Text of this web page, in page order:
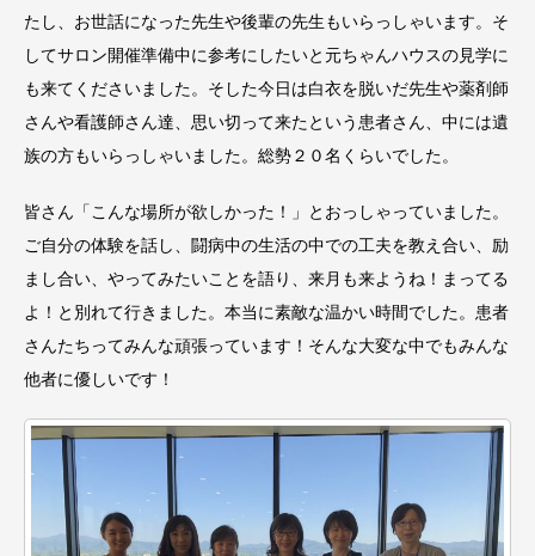
たし、お世話になった先生や後輩の先生もいらっしゃいます。そ
してサロン開催準備中に参考にしたいと元ちゃんハウスの見学に
も来てくださいました。そした今日は白衣を脱いだ先生や薬剤師
さんや看護師さん達、思い切って来たという患者さん、中には遺
族の方もいらっしゃいました。総勢２０名くらいでした。
皆さん「こんな場所が欲しかった！」とおっしゃっていました。
ご自分の体験を話し、闘病中の生活の中での工夫を教え合い、励
まし合い、やってみたいことを語り、来月も来ようね！まってる
よ！と別れて行きました。本当に素敵な温かい時間でした。患者
さんたちってみんな頑張っています！そんな大変な中でもみんな
他者に優しいです！